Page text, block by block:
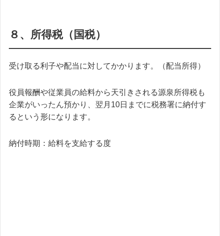
８、所得税（国税）
受け取る利子や配当に対してかかります。（配当所得）
役員報酬や従業員の給料から天引きされる源泉所得税も
企業がいったん預かり、翌月10日までに税務署に納付す
るという形になります。
納付時期：給料を支給する度